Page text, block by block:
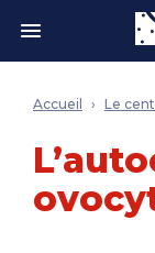
Ouvrir le
Accueil Le